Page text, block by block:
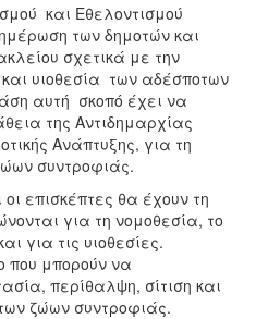
και Εθελοντισμού
των δημοτών και
σχετικά με την
υιοθεσία των αδέσποτων
αυτή σκοπό έχει να
της Αντιδημαρχίας
Ανάπτυξης, για τη
συντροφιάς.
επισκέπτες θα έχουν τη
για τη νομοθεσία, το
για τις υιοθεσίες.
που μπορούν να
περίθαλψη, σίτιση και
ζώων συντροφιάς.